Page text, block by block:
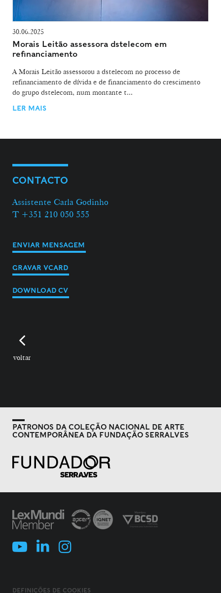
30.06.2025
Morais Leitão assessora dstelecom em
refinanciamento
A Morais Leitão assessorou a dstelecom no processo de
refinanciamento de dívida e de financiamento do crescimento
do grupo dstelecom, num montante t...
LER MAIS
CONTACTO
Assistente Carla Godinho
T +351 210 050 555
ENVIAR MENSAGEM
GRAVAR VCARD
DOWNLOAD CV
voltar
PATRONOS DA COLEÇÃO NACIONAL DE ARTE
CONTEMPORÂNEA DA FUNDAÇÃO SERRALVES
DEFINIÇÕES DE COOKIES